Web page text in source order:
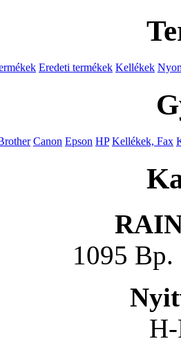
Eredeti termékek Kellékek
Canon Epson HP Kellékek, Fax
1095 Bp.